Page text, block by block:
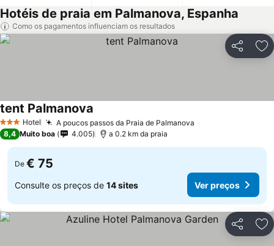
Hotéis de praia em Palmanova, Espanha
Como os pagamentos influenciam os resultados
Partilhar
3 EstrelasHotel A poucos passos da Praia de Palmanova
tent Palmanova
8,4 Muito boa 4.005 a 0.2 km da praia
De € 75
Consulte os preços de 14 sites Ver preços
Partilhar